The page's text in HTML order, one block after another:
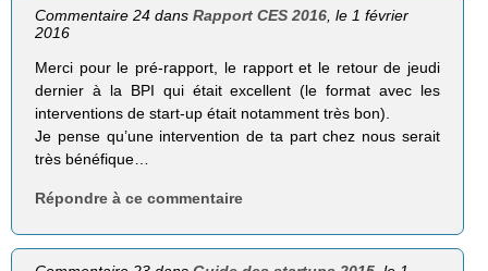
Commentaire 24 dansRapport CES 2016, le 1 février
2016
Merci pour le pré-rapport, le rapport et le retour de jeudi
dernier à la BPI qui était excellent (le format avec les
interventions de start-up était notamment très bon).
Je pense qu’une intervention de ta part chez nous serait
très bénéfique…
Répondre à ce commentaire